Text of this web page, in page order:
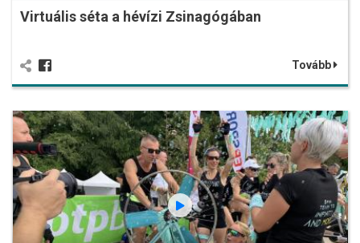
Virtuális séta a hévízi Zsinagógában
Tovább